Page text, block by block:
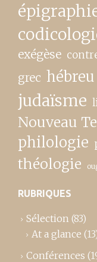
exégèse
grec hébreu
judaïsme
Nouveau
philologie
théologie
RUBRIQUES
Sélection (83)
At a glance
Conférences